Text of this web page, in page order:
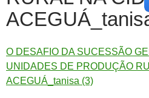
O DESAFIO DA SUCESSÃO
UNIDADES DE PRODUÇÃO
ACEGUÁ_tanisa (3)